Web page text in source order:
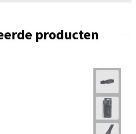
producten